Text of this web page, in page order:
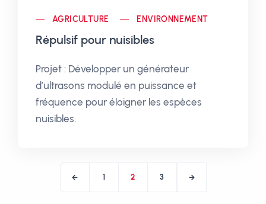
AGRICULTURE ENVIRONNEMENT
Répulsif pour nuisibles
Projet : Développer un générateur
d’ultrasons modulé en puissance et
fréquence pour éloigner les espèces
nuisibles.
1 2 3